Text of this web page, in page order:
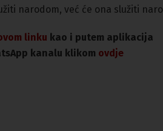
narodom, već će ona služiti
linku kao i putem aplikacija
kanalu klikom ovdje